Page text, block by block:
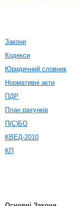
Закони
Кодекси
Юридичний словник
Нормативні акти
ПДР
План рахунків
П(С)БО
КВЕД-2010
КП